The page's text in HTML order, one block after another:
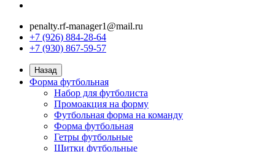
penalty.rf-manager1@mail.ru
+7 (926) 884-28-64
+7 (930) 867-59-57
Назад
Форма футбольная
Набор для футболиста
Промоакция на форму
Футбольная форма на команду
Форма футбольная
Гетры футбольные
Щитки футбольные